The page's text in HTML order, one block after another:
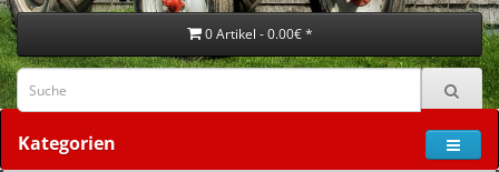
0 Artikel - 0.00€ *
Kategorien